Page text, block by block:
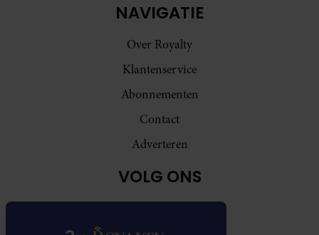
NAVIGATIE
Over Royalty
Klantenservice
Abonnementen
Contact
Adverteren
VOLG ONS